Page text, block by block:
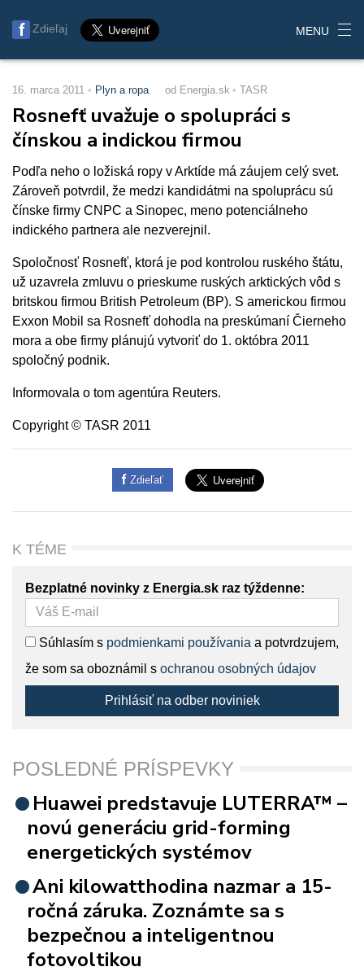
Zdieľaj MENU
16. marca 2011 Plyn a ropa od Energia.sk TASR
Rosnefť uvažuje o spolupráci s
čínskou a indickou firmou
Podľa neho o ložiská ropy v Arktíde má záujem celý svet.
Zároveň potvrdil, že medzi kandidátmi na spoluprácu sú
čínske firmy CNPC a Sinopec, meno potenciálneho
indického partnera ale nezverejnil.
Spoločnosť Rosnefť, ktorá je pod kontrolou ruského štátu,
už uzavrela zmluvu o prieskume ruských arktických vôd s
britskou firmou British Petroleum (BP). S americkou firmou
Exxon Mobil sa Rosnefť dohodla na preskúmaní Čierneho
mora a obe firmy plánujú vytvoriť do 1. októbra 2011
spoločný podnik.
Informovala o tom agentúra Reuters.
Copyright © TASR 2011
Zdieľať
K TÉME
Bezplatné novinky z Energia.sk raz týždenne:
Súhlasím s podmienkami používania a potvrdzujem,
že som sa oboznámil s ochranou osobných údajov
Prihlásiť na odber noviniek
POSLEDNÉ PRÍSPEVKY
Huawei predstavuje LUTERRA™ –
novú generáciu grid-forming
energetických systémov
Ani kilowatthodina nazmar a 15-
ročná záruka. Zoznámte sa s
bezpečnou a inteligentnou
fotovoltikou